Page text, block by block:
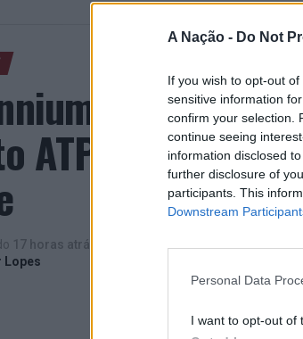
A Nação - Do Not
If you wish to opt-out
sensitive information
confirm your selection.
continue seeing
information disclosed
further disclosure of
participants. This
Downstream
Personal Data
I want to opt-out of
Estoril
ATP com vitória
17 horas atrás
Lopes